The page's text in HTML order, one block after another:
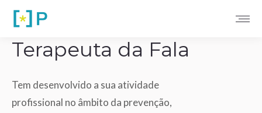
Terapeuta da Fala
Tem desenvolvido a sua atividade
profissional no âmbito da prevenção,